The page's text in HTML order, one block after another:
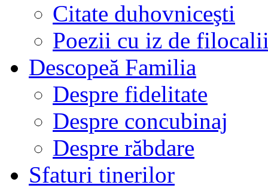
Citate duhovniceşti
Poezii cu iz de
Descopeă Familia
Despre fidelitate
Despre concubinaj
Despre răbdare
Sfaturi tinerilor